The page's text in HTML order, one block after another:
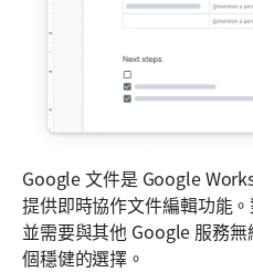
Google 文件是 Google
提供即時協作文件編輯功能
並需要與其他 Google 服務
個穩健的選擇。